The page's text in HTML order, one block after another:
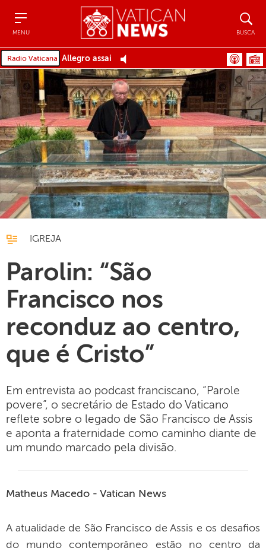
MENU BUSCA
Allegro assai
IGREJA
Parolin: “São
Francisco nos
reconduz ao centro,
que é Cristo”
Em entrevista ao podcast franciscano, “Parole
povere”, o secretário de Estado do Vaticano
reflete sobre o legado de São Francisco de Assis
e aponta a fraternidade como caminho diante de
um mundo marcado pela divisão.
Matheus Macedo - Vatican News
A atualidade de São Francisco de Assis e os desafios
do mundo contemporâneo estão no centro da